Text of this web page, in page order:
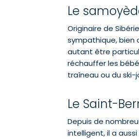
Le
Originaire de
sympathique, bien
autant être
réchauffer les
traîneau ou du ski-
Le Saint-
Depuis de
intelligent, il a